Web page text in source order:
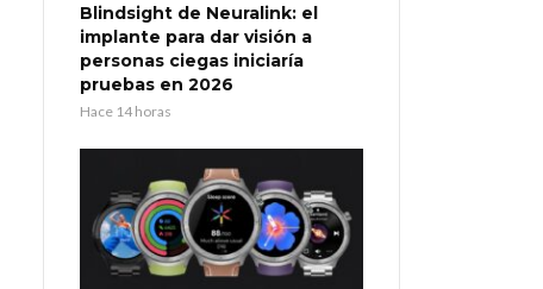
Blindsight de Neuralink: el
implante para dar visión a
personas ciegas iniciaría
pruebas en 2026
Hace 14 horas